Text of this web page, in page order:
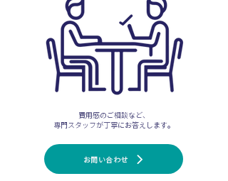
費用感のご相談など、
専門スタッフが丁寧にお答えします。
お問い合わせ